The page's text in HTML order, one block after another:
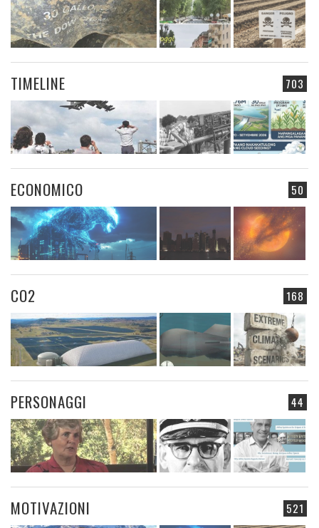
703
TIMELINE
50
ECONOMICO
168
CO2
44
PERSONAGGI
521
MOTIVAZIONI